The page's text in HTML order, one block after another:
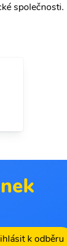
společnosti.
k odběru